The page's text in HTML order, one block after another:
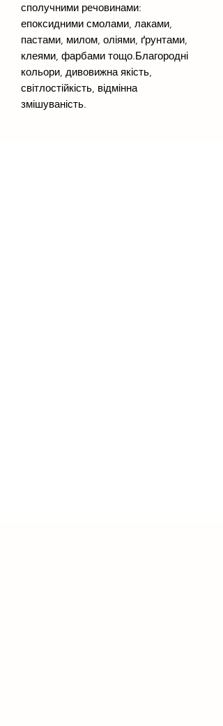
сполучними речовинами:
епоксидними смолами, лаками,
пастами, милом, оліями, ґрунтами,
клеями, фарбами тощо.Благородні
кольори, дивовижна якість,
світлостійкість, відмінна
змішуваність.